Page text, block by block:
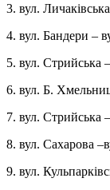
3. вул.
4. вул. Бандери –
5. вул. Стрийська
6. вул. Б.
7. вул. Стрийська
8. вул. Сахарова
9. вул.